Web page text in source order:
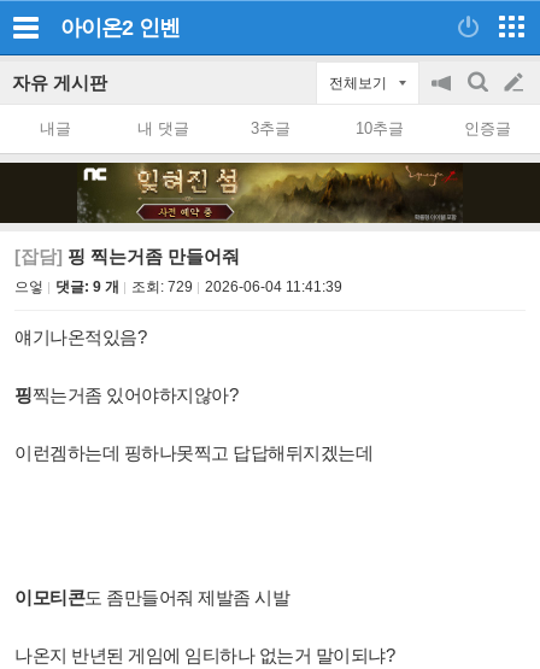
아이온2 인벤
자유 게시판 전체보기
공
on/off
검
색
글
쓰
내글 내 댓글 3추글 10추글 인증글
[잡담] 핑 찍는거좀 만들어줘
으엏 댓글: 9 개 조회: 729 2026-06-04 11:41:39
얘기나온적있음?
핑찍는거좀 있어야하지않아?
이런겜하는데 핑하나못찍고 답답해뒤지겠는데
이모티콘도 좀만들어줘 제발좀 시발
나온지 반년된 게임에 임티하나 없는거 말이되냐?